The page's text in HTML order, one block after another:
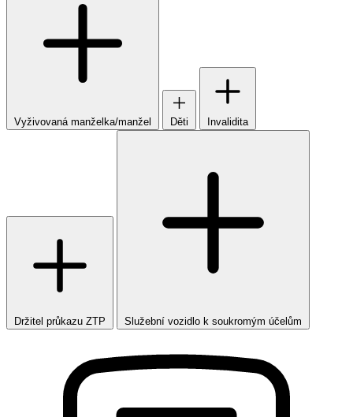
Vyživovaná manželka/manžel Děti Invalidita
Držitel průkazu ZTP Služební vozidlo k soukromým účelům